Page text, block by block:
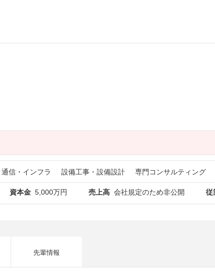
通信・インフラ 設備工事・設備設計 専門コンサルティング
資本金 5,000万円 売上高 会社規定のため非公開 従
先輩情報